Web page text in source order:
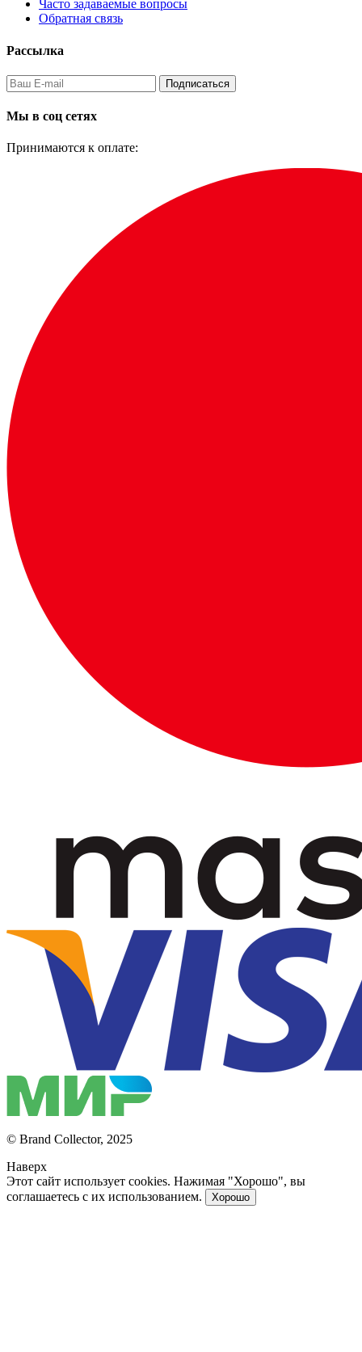
Часто задаваемые вопросы
Обратная связь
Рассылка
Подписаться
Мы в соц сетях
Принимаются к оплате:
© Brand Collector, 2025
Наверх
Этот сайт использует cookies. Нажимая "Хорошо", вы
соглашаетесь с их использованием.
Хорошо